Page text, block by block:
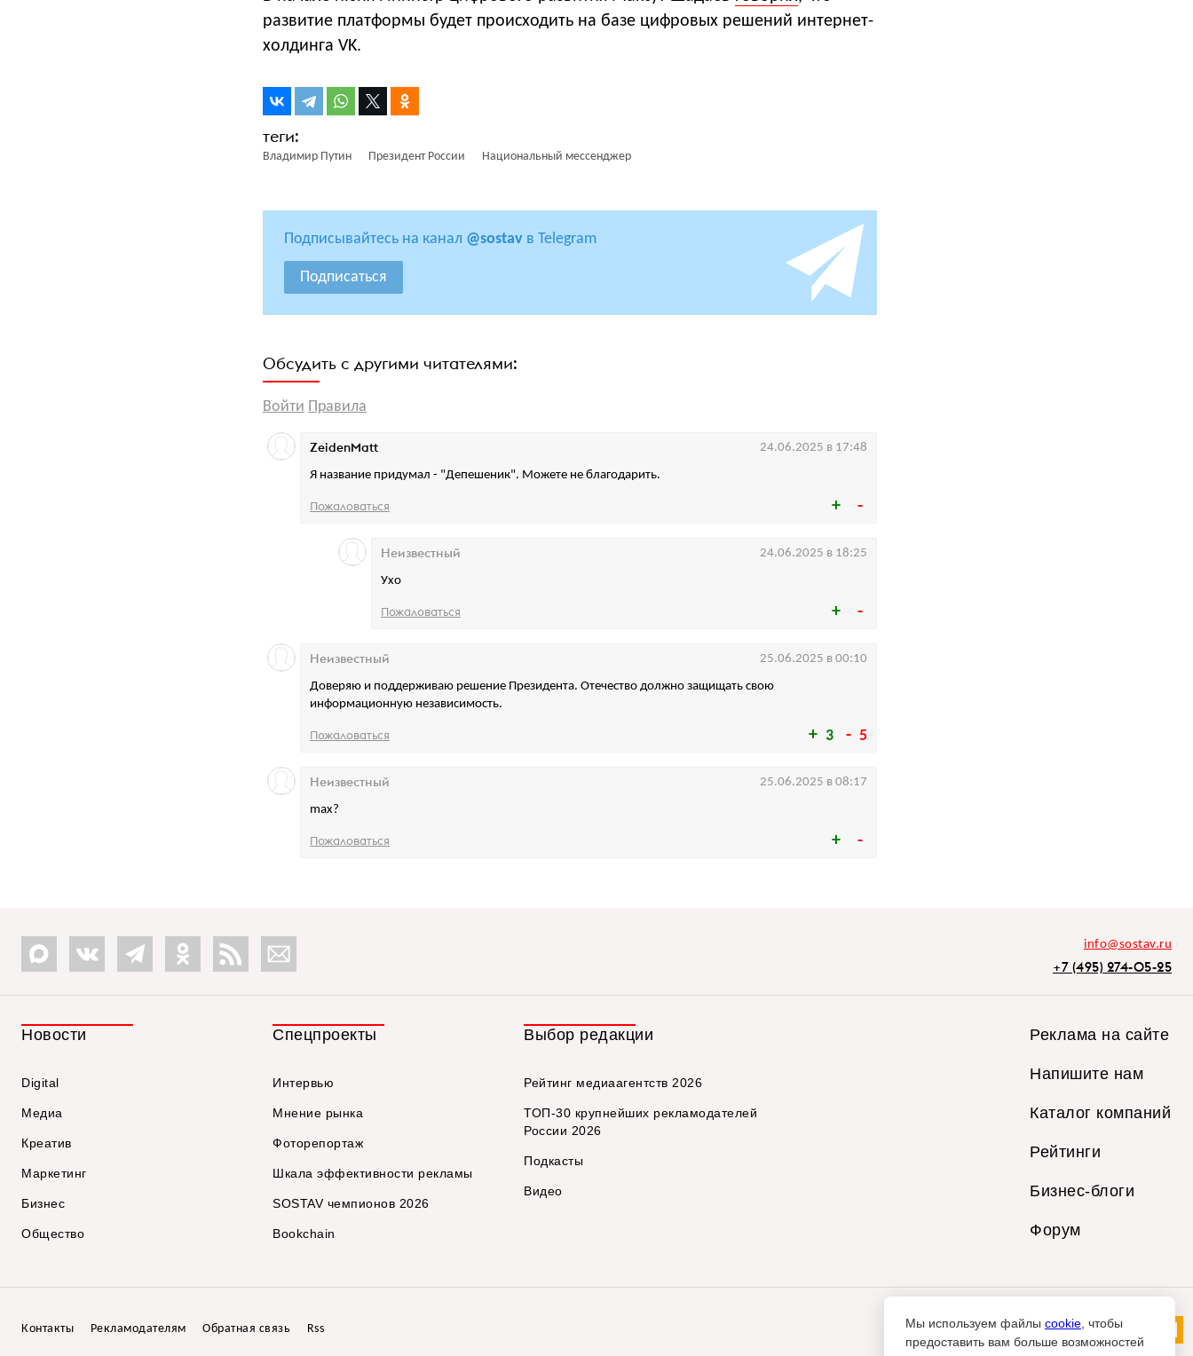
развитие платформы будет происходить на базе цифровых решений интернет-
холдинга VK.
Владимир Путин Президент России Национальный мессенджер
Подписывайтесь на канал @sostav в Telegram
Подписаться
Обсудить с другими читателями:
Войти Правила
Я название придумал - "Депешеник". Можете не благодарить.
ZeidenMatt 24.06.2025 в 17:48
Пожаловаться
Ухо
Неизвестный 24.06.2025 в 18:25
Пожаловаться
3 5
Доверяю и поддерживаю решение Президента. Отечество должно защищать свою
информационную независимость.
Неизвестный 25.06.2025 в 00:10
Пожаловаться
max?
Неизвестный 25.06.2025 в 08:17
Пожаловаться
info@sostav.ru
+7 (495) 274-05-25
Новости
Digital
Медиа
Креатив
Маркетинг
Бизнес
Общество
Спецпроекты
Интервью
Мнение рынка
Фоторепортаж
Шкала эффективности рекламы
SOSTAV чемпионов 2026
Bookchain
Выбор редакции
Рейтинг медиаагентств 2026
ТОП-30 крупнейших рекламодателей
России 2026
Подкасты
Видео
Реклама на сайте
Напишите нам
Каталог компаний
Рейтинги
Бизнес-блоги
Форум
Контакты Рекламодателям Обратная связь Rss Мы используем файлы cookie , чтобы
предоставить вам больше возможностей